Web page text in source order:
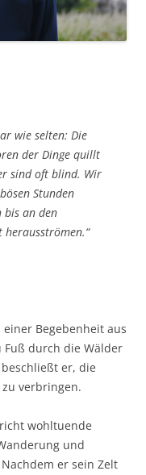
wie selten: Die
der Dinge quillt
sind oft blind. Wir
Stunden
bis an den
herausströmen.“
Begebenheit aus
Fuß durch die Wälder
er, die
verbringen.
wohltuende
und
er sein Zelt